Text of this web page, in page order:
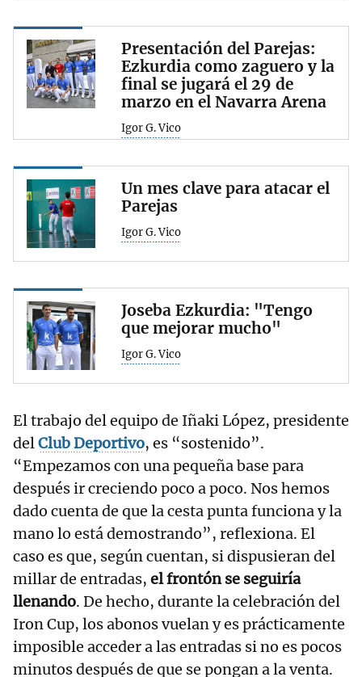
Presentación del Parejas:
Ezkurdia como zaguero y la
final se jugará el 29 de
marzo en el Navarra Arena
Igor G. Vico
Un mes clave para atacar el
Parejas
Igor G. Vico
Joseba Ezkurdia: "Tengo
que mejorar mucho"
Igor G. Vico
El trabajo del equipo de Iñaki López, presidente
delClubDeportivo, es “sostenido”.
“Empezamos con una pequeña base para
después ir creciendo poco a poco. Nos hemos
dado cuenta de que la cesta punta funciona y la
mano lo está demostrando”, reflexiona. El
caso es que, según cuentan, si dispusieran del
millar de entradas, el frontón se seguiría
llenando. De hecho, durante la celebración del
Iron Cup, los abonos vuelan y es prácticamente
imposible acceder a las entradas si no es pocos
minutos después de que se pongan a la venta.